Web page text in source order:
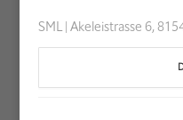
SML | Akeleistrasse 6,